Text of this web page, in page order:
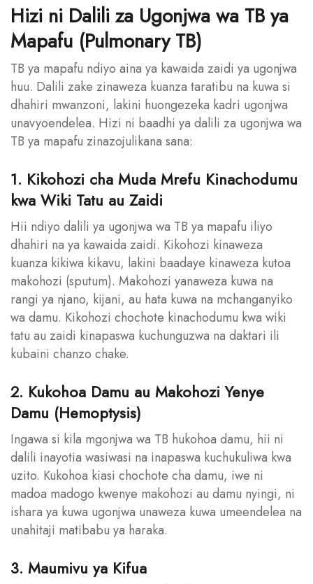
Hizi ni Dalili za Ugonjwa wa TB ya
Mapafu (Pulmonary TB)
TB ya mapafu ndiyo aina ya kawaida zaidi ya ugonjwa
huu. Dalili zake zinaweza kuanza taratibu na kuwa si
dhahiri mwanzoni, lakini huongezeka kadri ugonjwa
unavyoendelea. Hizi ni baadhi ya dalili za ugonjwa wa
TB ya mapafu zinazojulikana sana:
1. Kikohozi cha Muda Mrefu Kinachodumu
kwa Wiki Tatu au Zaidi
Hii ndiyo dalili ya ugonjwa wa TB ya mapafu iliyo
dhahiri na ya kawaida zaidi. Kikohozi kinaweza
kuanza kikiwa kikavu, lakini baadaye kinaweza kutoa
makohozi (sputum). Makohozi yanaweza kuwa na
rangi ya njano, kijani, au hata kuwa na mchanganyiko
wa damu. Kikohozi chochote kinachodumu kwa wiki
tatu au zaidi kinapaswa kuchunguzwa na daktari ili
kubaini chanzo chake.
2. Kukohoa Damu au Makohozi Yenye
Damu (Hemoptysis)
Ingawa si kila mgonjwa wa TB hukohoa damu, hii ni
dalili inayotia wasiwasi na inapaswa kuchukuliwa kwa
uzito. Kukohoa kiasi chochote cha damu, iwe ni
madoa madogo kwenye makohozi au damu nyingi, ni
ishara ya kuwa ugonjwa unaweza kuwa umeendelea na
unahitaji matibabu ya haraka.
3. Maumivu ya Kifua